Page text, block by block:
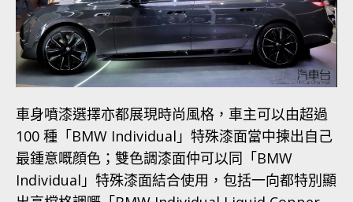
車身噴漆選擇亦都展現時尚風格，車主可以由超過
100 種「BMW Individual」特殊漆面當中揀出自己
最鍾意嘅顔色；雙色調漆面仲可以同「BMW
Individual」特殊漆面結合使用，包括一向都特別顯